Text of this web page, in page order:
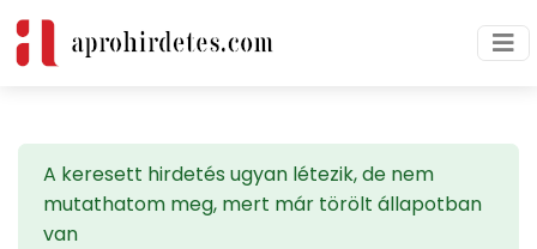
A keresett hirdetés ugyan létezik, de nem
mutathatom meg, mert már törölt állapotban
van